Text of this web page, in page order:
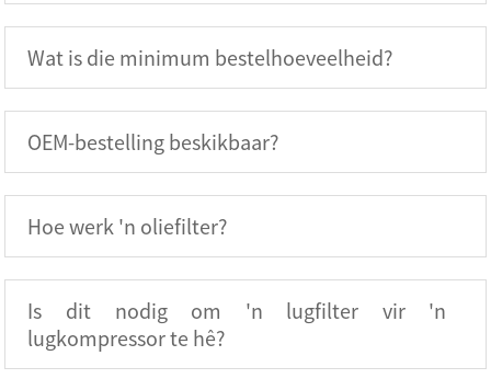
Wat is die minimum bestelhoeveelheid?
OEM-bestelling beskikbaar?
Hoe werk 'n oliefilter?
Is dit nodig om 'n lugfilter vir 'n
lugkompressor te hê?